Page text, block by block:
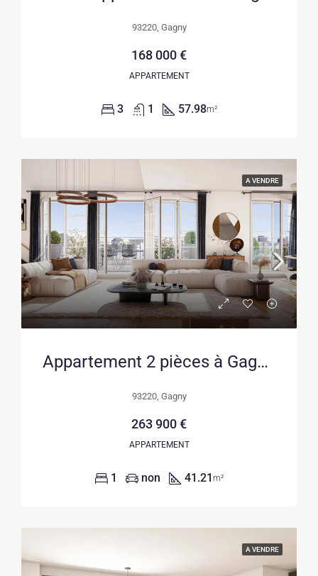
93220, Gagny
168 000 €
APPARTEMENT
3 1 57.98m²
A VENDRE
Appartement 2 pièces à Gagny – Livraison 2028, parking inclus, prix attractif
93220, Gagny
263 900 €
APPARTEMENT
1 non 41.21 m²
A VENDRE